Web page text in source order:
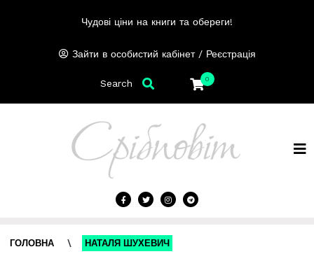
Чудові ціни на книги та обереги!
Зайти в особистий кабінет / Реєстрація
0
Search
ГОЛОВНА \ НАТАЛЯ ШУХЕВИЧ